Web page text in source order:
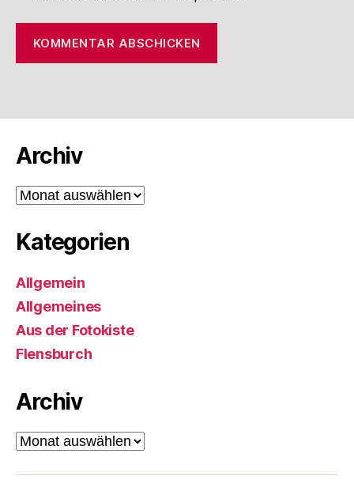
Archiv
Archiv
Kategorien
Allgemein
Allgemeines
Aus der Fotokiste
Flensburch
Archiv
Archiv